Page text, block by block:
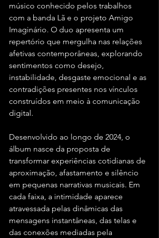
músico conhecido pelos trabalhos
com a banda Lã e o projeto Amigo
Imaginário. O duo apresenta um
repertório que mergulha nas relações
afetivas contemporâneas, explorando
sentimentos como desejo,
instabilidade, desgaste emocional e as
contradições presentes nos vínculos
construídos em meio à comunicação
digital.
Desenvolvido ao longo de 2024, o
álbum nasce da proposta de
transformar experiências cotidianas de
aproximação, afastamento e silêncio
em pequenas narrativas musicais. Em
cada faixa, a intimidade aparece
atravessada pelas dinâmicas das
mensagens instantâneas, das telas e
das conexões mediadas pela